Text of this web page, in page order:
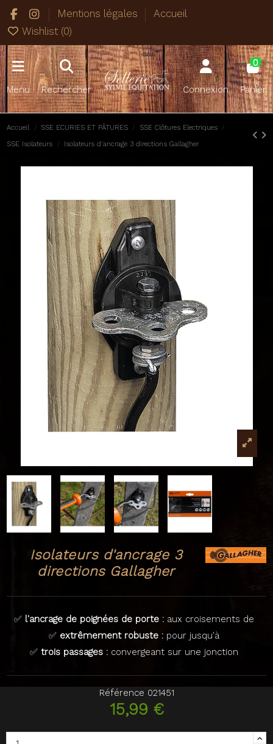
Mentions légales
Accueil
Wishlist (0)
Menu Rechercher Connexion
0
Panier
Accueil SSE ECURIES ET PÂTURES SSE Clôtures Electriques
SSE Isolateurs Isolateurs d'ancrage 3 directions Gallagher
Isolateurs d'ancrage 3
directions Gallagher
✅ l'ancrage de poignées de porte :aux croisements de
✅ extrêmement robuste :pour jusqu'à
✅ trois passages :convergeant sur une jonction
Référence 021451
15,99 €